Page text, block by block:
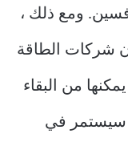
ومع ذلك ،
شركات الطاقة
من البقاء
سيستمر في